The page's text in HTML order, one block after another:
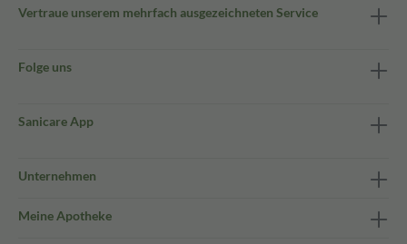
Vertraue unserem mehrfach ausgezeichneten Service
Folge uns
Sanicare App
Unternehmen
Meine Apotheke